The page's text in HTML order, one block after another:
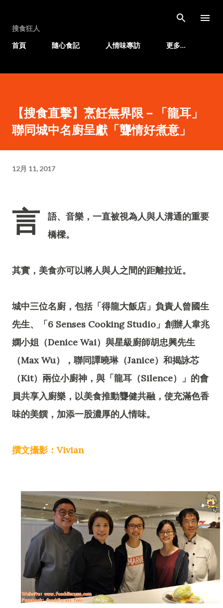
搜食狂人
首頁
隨心食記 人情味專訪 更多…
【搜食直擊】烹飪無界限－「龍耳」
聯同城中名廚呈獻「聾情好煮意」
12月 11, 2017
言
語、音樂，一直被視為人與人溝通的重要
橋樑。
其實，美食亦可以將人與人之間的距離拉近。
城中三位名廚，包括「得龍大飯店」負責人曾國生
先生、「6 Senses Cooking Studio」創辦人韋兆
嫻小姐（Denice Wai）與星級廚師胡忠興先生
（Max Wu），聯同譚曉琳（Janice）和揭詠芯
（Kit）兩位小廚神，與「龍耳（Silence）」的會
員共享入廚樂，以美食推動聾健共融，使充滿色香
味的美饌，加添一股濃厚的人情味。
撰文攝影：Vivian